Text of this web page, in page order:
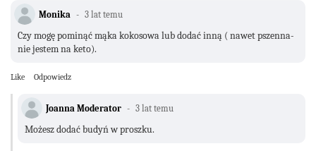
Monika 3 lat temu
Czy mogę pominąć mąka kokosowa lub dodać inną ( nawet pszenna-
nie jestem na keto).
Like Odpowiedz
Joanna Moderator 3 lat temu
Możesz dodać budyń w proszku.